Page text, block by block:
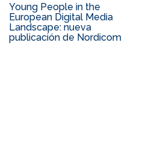
Young People in the
European Digital Media
Landscape: nueva
publicación de Nordicom